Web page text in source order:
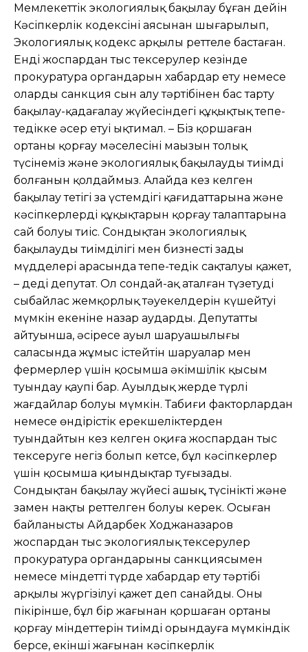
Мемлекеттік экологиялық бақылау бұған дейін
Кəсіпкерлік кодексінің аясынан шығарылып,
Экологиялық кодекс арқылы реттеле бастаған.
Енді жоспардан тыс тексерулер кезінде
прокуратура органдарын хабардар ету немесе
олардың санкция сын алу тəртібінен бас тарту
бақылау-қадағалау жүйесіндегі құқықтық тепе-
теңдікке əсер етуі ықтимал. – Біз қоршаған
ортаны қорғау мəселесінің маңызын толық
түсінеміз жəне экологиялық бақылаудың тиімді
болғанын қолдаймыз. Алайда кез келген
бақылау тетігі заң үстемдігі қағидаттарына жəне
кəсіпкерлердің құқықтарын қорғау талаптарына
сай болуы тиіс. Сондықтан экологиялық
бақылаудың тиімділігі мен бизнестің заңды
мүдделері арасында тепе-теңдік сақталуы қажет,
– деді депутат. Ол сондай-ақ аталған түзетудің
сыбайлас жемқорлық тəуекелдерін күшейтуі
мүмкін екеніне назар аударды. Депутаттың
айтуынша, əсіресе ауыл шаруашылығы
саласында жұмыс істейтін шаруалар мен
фермерлер үшін қосымша əкімшілік қысым
туындау қаупі бар. Ауылдық жерде түрлі
жағдайлар болуы мүмкін. Табиғи факторлардан
немесе өндірістік ерекшеліктерден
туындайтын кез келген оқиға жоспардан тыс
тексеруге негіз болып кетсе, бұл кəсіпкерлер
үшін қосымша қиындықтар туғызады.
Сондықтан бақылау жүйесі ашық, түсінікті жəне
заңмен нақты реттелген болуы керек. Осыған
байланысты Айдарбек Ходжаназаров
жоспардан тыс экологиялық тексерулер
прокуратура органдарының санкциясымен
немесе міндетті түрде хабардар ету тəртібі
арқылы жүргізілуі қажет деп санайды. Оның
пікірінше, бұл бір жағынан қоршаған ортаны
қорғау міндеттерін тиімді орындауға мүмкіндік
берсе, екінші жағынан кəсіпкерлік